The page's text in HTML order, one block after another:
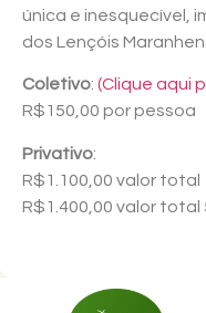
única e inesquecível,
dos Lençóis
Coletivo: (Clique aqui
R$150,00 por pessoa
Privativo:
R$1.100,00 valor total
R$1.400,00 valor total